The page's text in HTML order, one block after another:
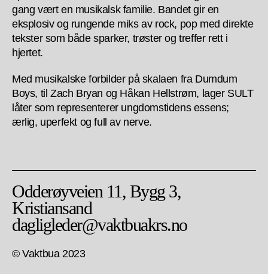
gang vært en musikalsk familie. Bandet gir en
eksplosiv og rungende miks av rock, pop med direkte
tekster som både sparker, trøster og treffer rett i
hjertet.
Med musikalske forbilder på skalaen fra Dumdum
Boys, til Zach Bryan og Håkan Hellstrøm, lager SULT
låter som representerer ungdomstidens essens;
ærlig, uperfekt og full av nerve.
Odderøyveien 11, Bygg 3,
Kristiansand
dagligleder@vaktbuakrs.no
© Vaktbua 2023